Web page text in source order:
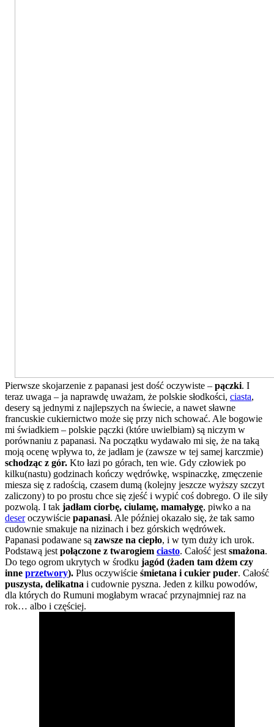
Pierwsze skojarzenie z papanasi jest dość oczywiste – pączki. I
teraz uwaga – ja naprawdę uważam, że polskie słodkości, ciasta,
desery są jednymi z najlepszych na świecie, a nawet sławne
francuskie cukiernictwo może się przy nich schować. Ale bogowie
mi świadkiem – polskie pączki (które uwielbiam) są niczym w
porównaniu z papanasi. Na początku wydawało mi się, że na taką
moją ocenę wpływa to, że jadłam je (zawsze w tej samej karczmie)
schodząc z gór. Kto łazi po górach, ten wie. Gdy człowiek po
kilku(nastu) godzinach kończy wędrówkę, wspinaczkę, zmęczenie
miesza się z radością, czasem dumą (kolejny jeszcze wyższy szczyt
zaliczony) to po prostu chce się zjeść i wypić coś dobrego. O ile siły
pozwolą. I tak jadłam ciorbę, ciulamę, mamałygę, piwko a na
deseroczywiście papanasi. Ale później okazało się, że tak samo
cudownie smakuje na nizinach i bez górskich wędrówek.
Papanasi podawane są zawsze na ciepło, i w tym duży ich urok.
Podstawą jest połączone z twarogiem ciasto. Całość jest smażona.
Do tego ogrom ukrytych w środku jagód (żaden tam dżem czy
inne przetwory). Plus oczywiście śmietana i cukier puder. Całość
puszysta, delikatna i cudownie pyszna. Jeden z kilku powodów,
dla których do Rumuni mogłabym wracać przynajmniej raz na
rok… albo i częściej.